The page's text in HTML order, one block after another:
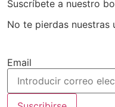
Suscríbete a nuestro
No te pierdas nuestras
Email